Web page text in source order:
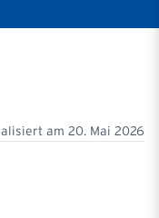
am 20. Mai 2026